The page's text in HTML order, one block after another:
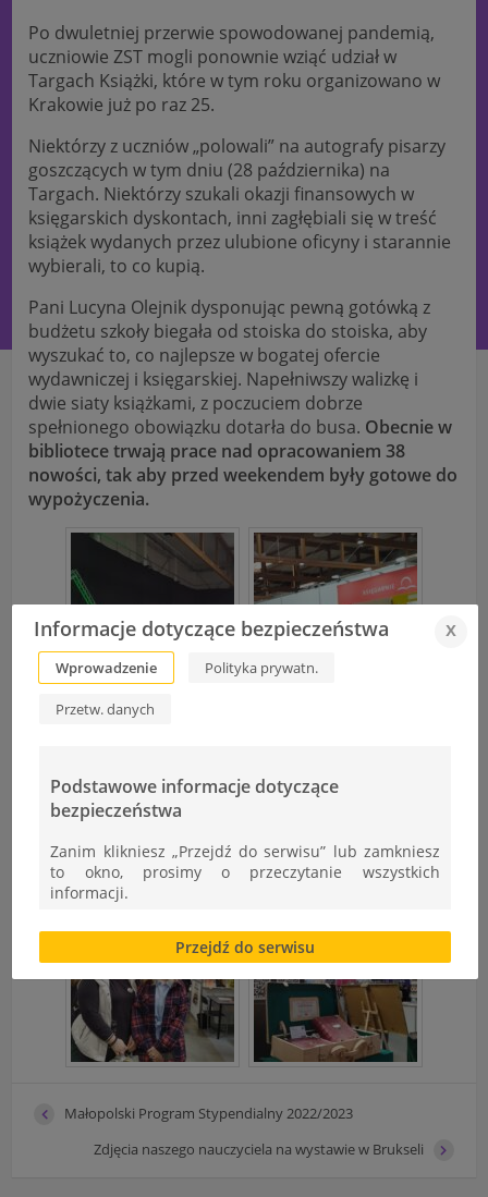
Po dwuletniej przerwie spowodowanej pandemią,
uczniowie ZST mogli ponownie wziąć udział w
Targach Książki, które w tym roku organizowano w
Krakowie już po raz 25.
Niektórzy z uczniów „polowali” na autografy pisarzy
goszczących w tym dniu (28 października) na
Targach. Niektórzy szukali okazji finansowych w
księgarskich dyskontach, inni zagłębiali się w treść
książek wydanych przez ulubione oficyny i starannie
wybierali, to co kupią.
Pani Lucyna Olejnik dysponując pewną gotówką z
budżetu szkoły biegała od stoiska do stoiska, aby
wyszukać to, co najlepsze w bogatej ofercie
wydawniczej i księgarskiej. Napełniwszy walizkę i
dwie siaty książkami, z poczuciem dobrze
spełnionego obowiązku dotarła do busa. Obecnie w
bibliotece trwają prace nad opracowaniem 38
nowości, tak aby przed weekendem były gotowe do
wypożyczenia.
Małopolski Program Stypendialny 2022/2023
Zdjęcia naszego nauczyciela na wystawie w Brukseli
Informacje dotyczące bezpieczeństwa x
Wprowadzenie Polityka prywatn.
Przetw. danych
Podstawowe informacje dotyczące
bezpieczeństwa
Zanim klikniesz „Przejdź do serwisu” lub zamkniesz
to okno, prosimy o przeczytanie wszystkich
informacji.
Brak zgody bądź ograniczenie funkcjonalności plików
cookies lub local storage, może utrudnić lub
uniemożliwić korzystanie z Serwisu.
Informacje dotyczące polityki prywatności oraz
przetwarzania danych osobowych dostępne są cały
czas w sekcji
Przejdź do serwisu